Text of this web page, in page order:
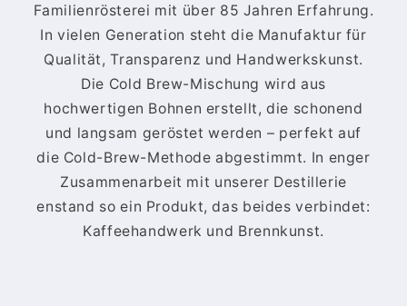
Familienrösterei mit über 85 Jahren Erfahrung.
In vielen Generation steht die Manufaktur für
Qualität, Transparenz und Handwerkskunst.
Die Cold Brew-Mischung wird aus
hochwertigen Bohnen erstellt, die schonend
und langsam geröstet werden – perfekt auf
die Cold-Brew-Methode abgestimmt. In enger
Zusammenarbeit mit unserer Destillerie
enstand so ein Produkt, das beides verbindet:
Kaffeehandwerk und Brennkunst.